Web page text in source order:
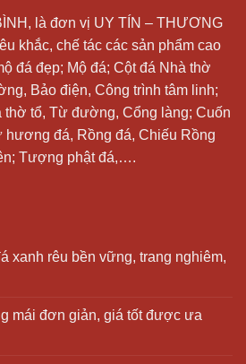
là đơn vị UY TÍN – THƯƠNG
khắc, chế tác các sản phẩm cao
đá đẹp; Mộ đá; Cột đá Nhà thờ
Bảo điện, Công trình tâm linh;
thờ tổ, Từ đường, Cổng làng; Cuốn
hương đá, Rồng đá, Chiếu Rồng
Tượng phật đá,….
xanh rêu bền vững, trang nghiêm,
mái đơn giản, giá tốt được ưa